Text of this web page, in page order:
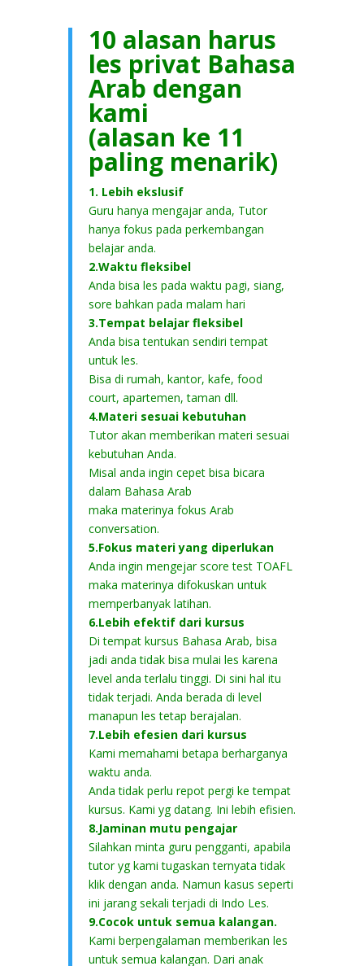
10 alasan harus
les privat Bahasa
Arab dengan
kami
(alasan ke 11
paling menarik)
1. Lebih ekslusif
Guru hanya mengajar anda, Tutor
hanya fokus pada perkembangan
belajar anda.
2.Waktu fleksibel
Anda bisa les pada waktu pagi, siang,
sore bahkan pada malam hari
3.Tempat belajar fleksibel
Anda bisa tentukan sendiri tempat
untuk les.
Bisa di rumah, kantor, kafe, food
court, apartemen, taman dll.
4.Materi sesuai kebutuhan
Tutor akan memberikan materi sesuai
kebutuhan Anda.
Misal anda ingin cepet bisa bicara
dalam Bahasa Arab
maka materinya fokus Arab
conversation.
5.Fokus materi yang diperlukan
Anda ingin mengejar score test TOAFL
maka materinya difokuskan untuk
memperbanyak latihan.
6.Lebih efektif dari kursus
Di tempat kursus Bahasa Arab, bisa
jadi anda tidak bisa mulai les karena
level anda terlalu tinggi. Di sini hal itu
tidak terjadi. Anda berada di level
manapun les tetap berajalan.
7.Lebih efesien dari kursus
Kami memahami betapa berharganya
waktu anda.
Anda tidak perlu repot pergi ke tempat
kursus. Kami yg datang. Ini lebih efisien.
8.Jaminan mutu pengajar
Silahkan minta guru pengganti, apabila
tutor yg kami tugaskan ternyata tidak
klik dengan anda. Namun kasus seperti
ini jarang sekali terjadi di Indo Les.
9.Cocok untuk semua kalangan.
Kami berpengalaman memberikan les
untuk semua kalangan. Dari anak